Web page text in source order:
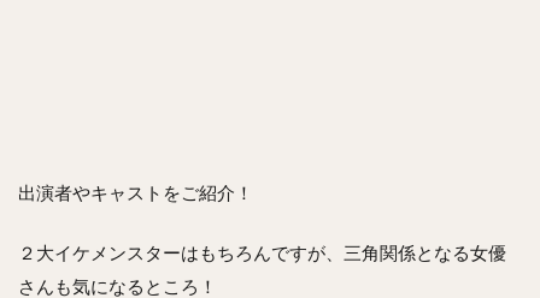
出演者やキャストをご紹介！
２大イケメンスターはもちろんですが、三角関係となる女優
さんも気になるところ！